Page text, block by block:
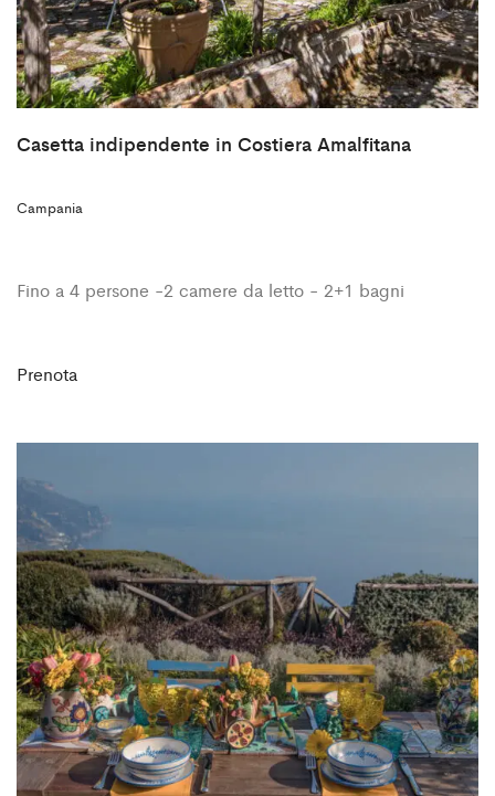
Casetta indipendente in Costiera Amalfitana
Campania
Fino a 4 persone -2 camere da letto - 2+1 bagni
Prenota